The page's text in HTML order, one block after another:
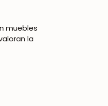
muebles
la